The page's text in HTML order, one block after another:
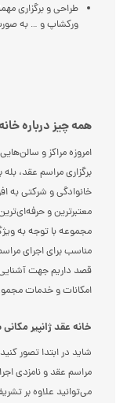
طراحی و برگزاری
ورکشاپ و … به
همه چیز درباره
امروزه مراکز و
برگزاری مراسم عقد،
خانوادگی و شرکتی به
معتبر‌ترین و
مجموعه با توجه به
مناسب برای اجرای
قصد داریم جهت آشنایی
امکانات و خدمات
خانه عقد ژانپیر
شاید در ابتدا تصور
مراسم عقد و نامزدی
می‌توانید علاوه بر